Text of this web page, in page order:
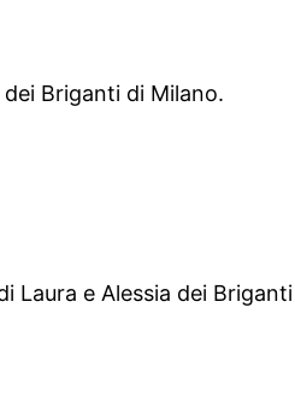
Briganti di Milano.
Laura e Alessia dei